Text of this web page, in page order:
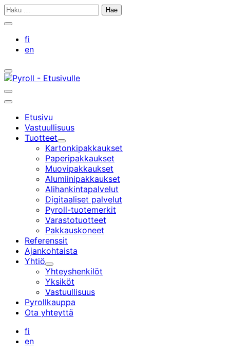
Siirry
Haku:
Sulje
hakupalkki
fi
en
Avaa/sulje
hakupalkki
Avaa/sulje
hakupalkki
Päävalikko
Etusivu
Vastuullisuus
Tuotteet
Alavalikko
Kartonkipakkaukset
Paperipakkaukset
Muovipakkaukset
Alumiinipakkaukset
Alihankintapalvelut
Digitaaliset palvelut
Pyroll-tuotemerkit
Varastotuotteet
Pakkauskoneet
Referenssit
Ajankohtaista
Yhtiö
Alavalikko
Yhteyshenkilöt
Yksiköt
Vastuullisuus
Pyrollkauppa
Ota yhteyttä
fi
en